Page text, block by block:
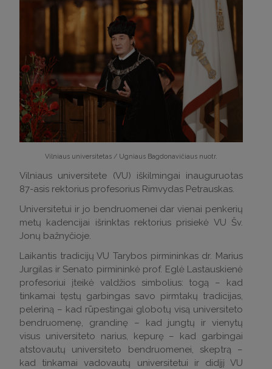
Vilniaus universitetas / Ugniaus Bagdonavičiaus nuotr.
Vilniaus universitete (VU) iškilmingai inauguruotas
87-asis rektorius profesorius Rimvydas Petrauskas.
Universitetui ir jo bendruomenei dar vienai penkerių
metų kadencijai išrinktas rektorius prisiekė VU Šv.
Jonų bažnyčioje.
Laikantis tradicijų VU Tarybos pirmininkas dr. Marius
Jurgilas ir Senato pirmininkė prof. Eglė Lastauskienė
profesoriui įteikė valdžios simbolius: togą – kad
tinkamai tęstų garbingas savo pirmtakų tradicijas,
peleriną – kad rūpestingai globotų visą universiteto
bendruomenę, grandinę – kad jungtų ir vienytų
visus universiteto narius, kepurę – kad garbingai
atstovautų universiteto bendruomenei, skeptrą –
kad tinkamai vadovautų universitetui ir didįjį VU